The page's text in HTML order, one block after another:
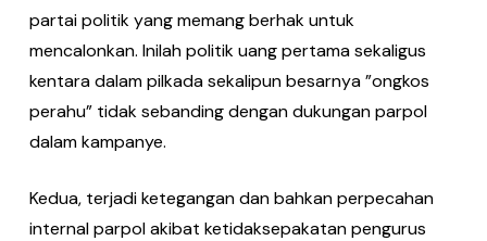
partai politik yang memang berhak untuk
mencalonkan. Inilah politik uang pertama sekaligus
kentara dalam pilkada sekalipun besarnya ”ongkos
perahu” tidak sebanding dengan dukungan parpol
dalam kampanye.
Kedua, terjadi ketegangan dan bahkan perpecahan
internal parpol akibat ketidaksepakatan pengurus